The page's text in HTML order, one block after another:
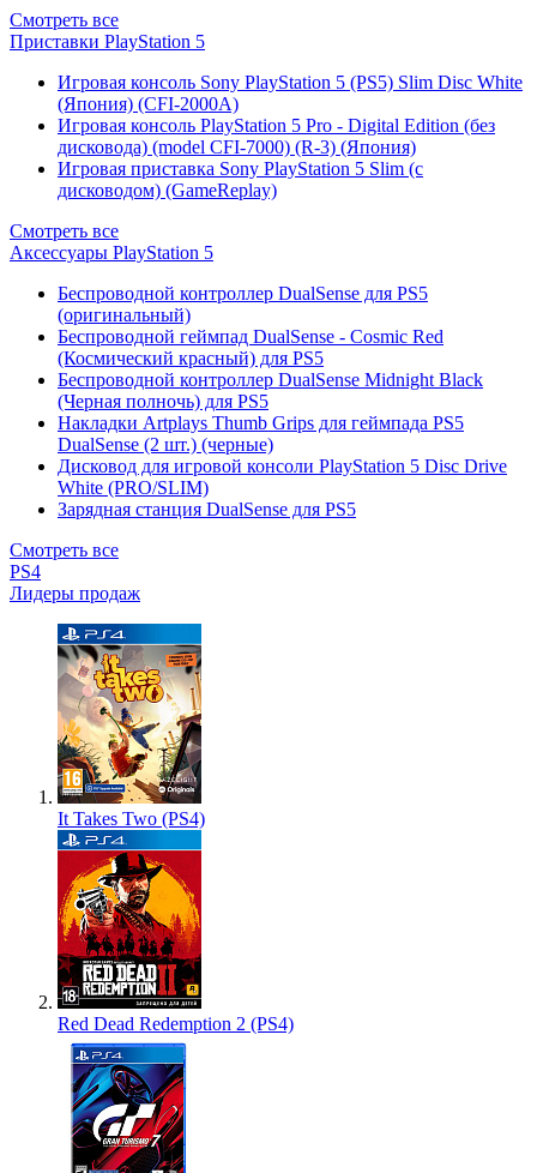
Смотреть все
Приставки PlayStation 5
Игровая консоль Sony PlayStation 5 (PS5) Slim Disc White
(Япония) (CFI-2000A)
Игровая консоль PlayStation 5 Pro - Digital Edition (без
дисковода) (model CFI-7000) (R-3) (Япония)
Игровая приставка Sony PlayStation 5 Slim (с
дисководом) (GameReplay)
Смотреть все
Аксессуары PlayStation 5
Беспроводной контроллер DualSense для PS5
(оригинальный)
Беспроводной геймпад DualSense - Cosmic Red
(Космический красный) для PS5
Беспроводной контроллер DualSense Midnight Black
(Черная полночь) для PS5
Накладки Artplays Thumb Grips для геймпада PS5
DualSense (2 шт.) (черные)
Дисковод для игровой консоли PlayStation 5 Disc Drive
White (PRO/SLIM)
Зарядная станция DualSense для PS5
Смотреть все
PS4
Лидеры продаж
It Takes Two (PS4)
Red Dead Redemption 2 (PS4)